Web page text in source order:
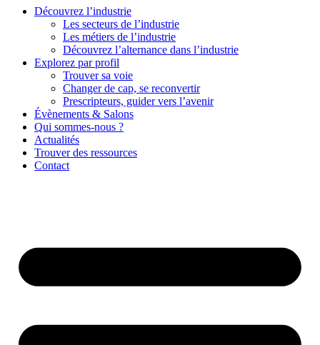
Découvrez l’industrie
Les secteurs de l’industrie
Les métiers de l’industrie
Découvrez l’alternance dans l’industrie
Explorez par profil
Trouver sa voie
Changer de cap, se reconvertir
Prescripteurs, guider vers l’avenir
Évènements & Salons
Qui sommes-nous ?
Actualités
Trouver des ressources
Contact